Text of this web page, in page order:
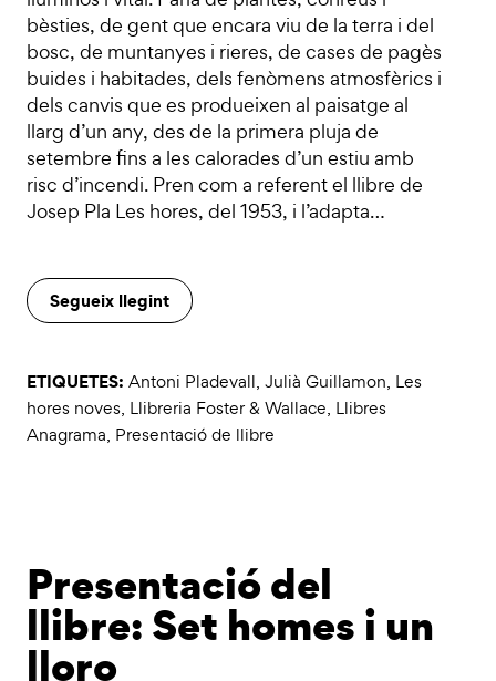
bèsties, de gent que encara viu de la terra i del
bosc, de muntanyes i rieres, de cases de pagès
buides i habitades, dels fenòmens atmosfèrics i
dels canvis que es produeixen al paisatge al
llarg d’un any, des de la primera pluja de
setembre fins a les calorades d’un estiu amb
risc d’incendi. Pren com a referent el llibre de
Josep Pla Les hores, del 1953, i l’adapta…
Segueix llegint
ETIQUETES: Antoni Pladevall, Julià Guillamon, Les
hores noves, Llibreria Foster & Wallace, Llibres
Anagrama, Presentació de llibre
Presentació del
llibre: Set homes i un
lloro